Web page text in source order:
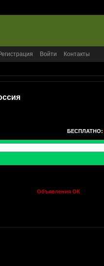
Войти Контакты
БЕСПЛАТНО:
Объявления ОК